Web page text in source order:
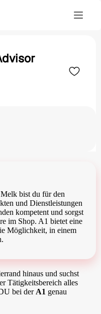
bist du für den
und Dienstleistungen
kompetent und sorgst
im Shop. A1 bietet eine
Möglichkeit, in einem
hinaus und suchst
Tätigkeitsbereich alles
bei der A1 genau